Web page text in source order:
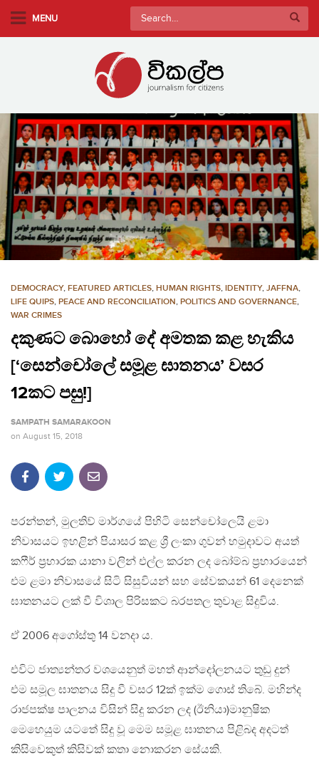
m
n
t
e
MENU
Search
for:
DEMOCRACY, FEATURED ARTICLES, HUMAN RIGHTS, IDENTITY, JAFFNA,
LIFE QUIPS, PEACE AND RECONCILIATION, POLITICS AND GOVERNANCE,
WAR CRIMES
දකුණට බොහෝ දේ අමතක කළ හැකිය
[‘සෙන්චෝලේ සමූළ ඝාතනය’ වසර
12කට පසු!]
SAMPATH SAMARAKOON
on August 15, 2018
පරන්තන්, මුලතිව් මාර්ගයේ පිහිටි සෙන්චෝලෙයි ළමා
නිවාසයට ඉහළින් පියාසර කළ ශ්‍රී ලංකා ගුවන් හමුදාවට අයත්
කෆීර් ප්‍රහාරක යානා වලින් එල්ල කරන ලද බෝම්බ ප්‍රහාරයෙන්
එම ළමා නිවාසයේ සිටි සිසුවියන් සහ සේවකයන් 61 දෙනෙක්
ඝාතනයට ලක් වී විශාල පිරිසකට බරපතල තුවාළ සිදුවිය.
ඒ 2006 අගෝස්තු 14 වනදා ය.
එවිට ජාත්‍යන්තර වශයෙනුත් මහත් ආන්දෝලනයට තුඩු දුන්
එම සමූල ඝාතනය සිදු වී වසර 12ක් ඉක්ම ගොස් තිබේ. මහින්ද
රාජපක්ෂ පාලනය විසින් සිදු කරන ලද (ඊනියා)මානුෂික
මෙහෙයුම යටතේ සිදු වූ මෙම සමූළ ඝාතනය පිළිබද අදටත්
කිසිවෙකුත් කිසිවක් කතා නොකරන සේයකි.